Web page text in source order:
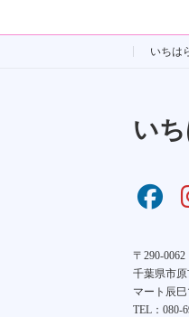
いちは
い
〒290-0062
千葉県市
マート辰
TEL：080-